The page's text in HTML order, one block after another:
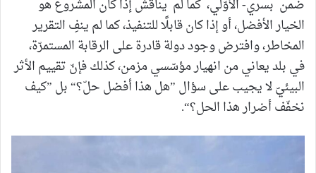
ضمن بسري- الأوّلي، كما لم يناقش إذا كان المشروع هو
الخيار الأفضل، أو إذا كان قابلًا للتنفيذ، كما لم ينفِ التقرير
المخاطر، وافترض وجود دولة قادرة على الرقابة المستمرّة،
في بلد يعاني من انهيار مؤسّسي مزمن، كذلك فإنّ تقييم الأثر
البيئيّ لا يجيب على سؤال ”هل هذا أفضل حلّ؟“ بل ”كيف
نخفّف أضرار هذا الحل؟“.